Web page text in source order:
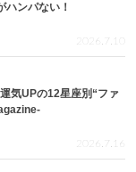
ンパない！
2026.7.10
気UPの12星座別“ファ
2026.7.16